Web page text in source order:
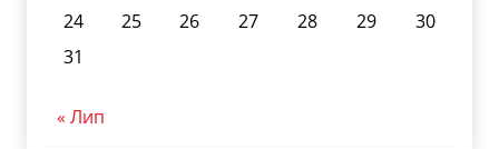
24
25 26 27 28 29
30
31
« Лип